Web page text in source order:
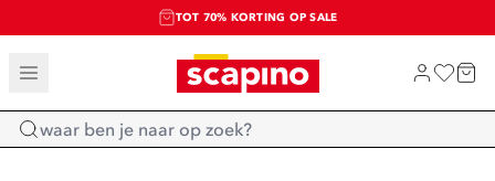
TOT 70% KORTING OP SALE
SALE: LAATSTE KANS!
SHOP NIEUW
Home